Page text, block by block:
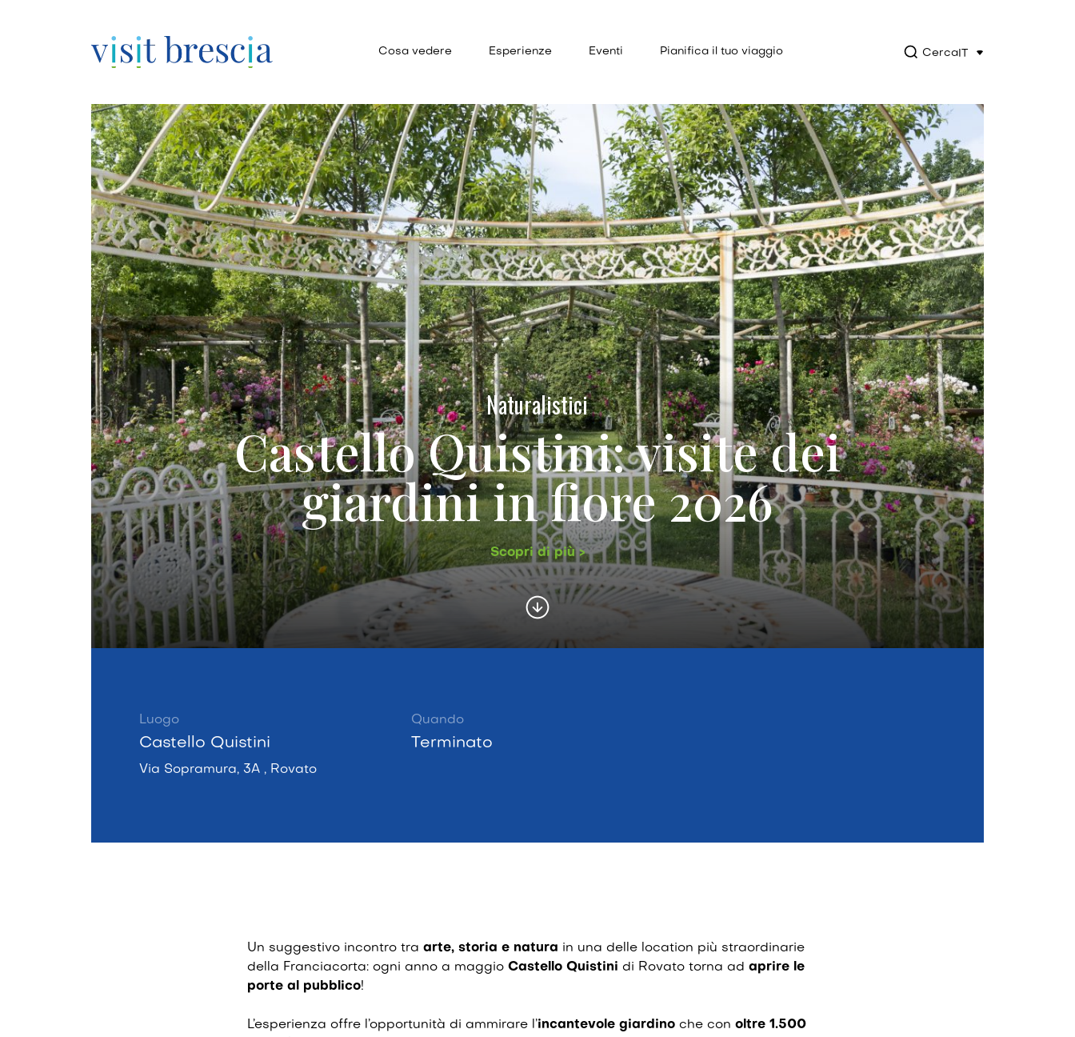
Cosa vedere Esperienze Eventi Pianifica il tuo viaggio CercaIT
Naturalistici
Castello Quistini: visite dei
giardini in fiore 2026
Scopri di più >
Luogo
Castello Quistini
Via Sopramura, 3A , Rovato
Quando
Terminato
Un suggestivo incontro tra arte, storia e natura in una delle location più straordinarie
della Franciacorta: ogni anno a maggio Castello Quistini di Rovato torna ad aprire le
porte al pubblico!
L’esperienza offre l’opportunità di ammirare l’incantevole giardino che con oltre 1.500